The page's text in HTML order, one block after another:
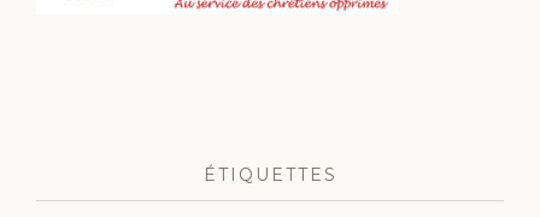
ÉTIQUETTES